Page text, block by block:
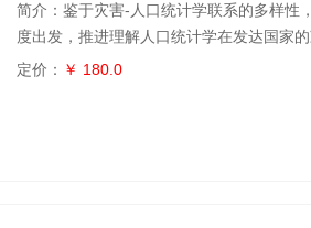
简介：鉴于灾害-人口统计学联系的多样性
度出发，推进理解人口统计学在发达国家
的例子，从而展示在区域和空间上人口统
定价： ￥ 180.0